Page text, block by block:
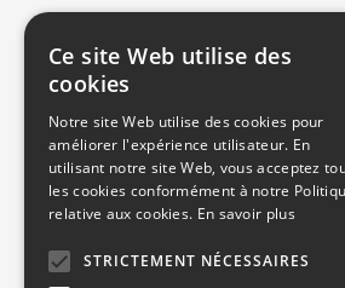
Une société du
NOUS SUIVRE
Facebook
Ce site Web utilise des
cookies
Notre site Web utilise des cookies pour
améliorer l'expérience utilisateur. En
utilisant notre site Web, vous acceptez
les cookies conformément à notre
relative aux cookies. En savoir plus
STRICTEMENT NÉCESSAIRES